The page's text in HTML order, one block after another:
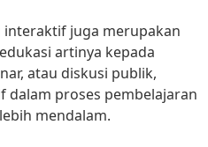
interaktif juga merupakan
artinya kepada
atau diskusi publik,
dalam proses pembelajaran
mendalam.